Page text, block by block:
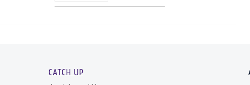
CATCH UP